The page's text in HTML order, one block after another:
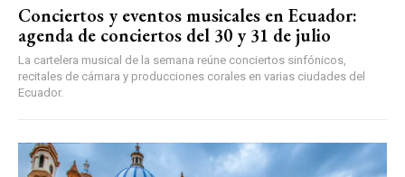
Conciertos y eventos musicales en Ecuador:
agenda de conciertos del 30 y 31 de julio
La cartelera musical de la semana reúne conciertos sinfónicos,
recitales de cámara y producciones corales en varias ciudades del
Ecuador.